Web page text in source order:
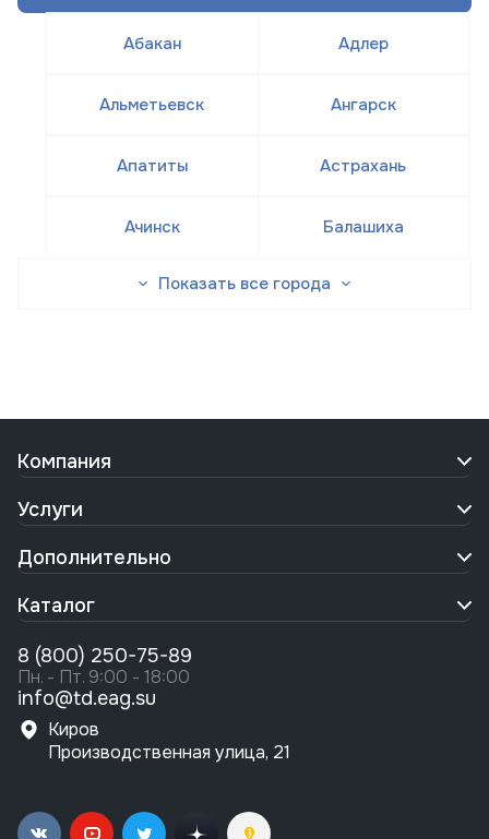
Абакан Адлер
Альметьевск Ангарск
Апатиты Астрахань
Ачинск Балашиха
Показать все города
Компания
Услуги
Дополнительно
Каталог
8 (800) 250-75-89
Пн. - Пт. 9:00 - 18:00
info@td.eag.su
Киров
Производственная улица, 21